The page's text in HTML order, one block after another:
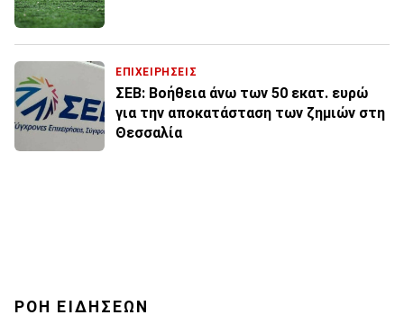
ΕΠΙΧΕΙΡΗΣΕΙΣ
ΣΕΒ: Βοήθεια άνω των 50 εκατ. ευρώ
για την αποκατάσταση των ζημιών στη
Θεσσαλία
ΡΟΗ ΕΙΔΗΣΕΩΝ